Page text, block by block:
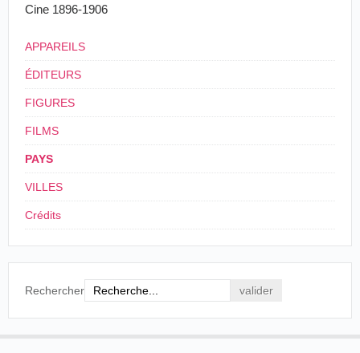
Cine 1896-1906
APPAREILS
ÉDITEURS
FIGURES
FILMS
PAYS
VILLES
Crédits
Rechercher